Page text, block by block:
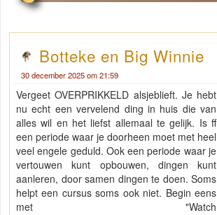
Botteke en Big Winnie
30 december 2025 om 21:59
Vergeet OVERPRIKKELD alsjeblieft. Je hebt
nu echt een vervelend ding in huis die van
alles wil en het liefst allemaal te gelijk. Is ff
een periode waar je doorheen moet met heel
veel engele geduld. Ook een periode waar je
vertouwen kunt opbouwen, dingen kunt
aanleren, door samen dingen te doen. Soms
helpt een cursus soms ook niet. Begin eens
met "Watch